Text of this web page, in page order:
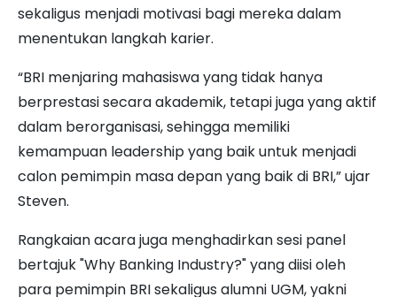
sekaligus menjadi motivasi bagi mereka dalam
menentukan langkah karier.
“BRI menjaring mahasiswa yang tidak hanya
berprestasi secara akademik, tetapi juga yang aktif
dalam berorganisasi, sehingga memiliki
kemampuan leadership yang baik untuk menjadi
calon pemimpin masa depan yang baik di BRI,” ujar
Steven.
Rangkaian acara juga menghadirkan sesi panel
bertajuk "Why Banking Industry?" yang diisi oleh
para pemimpin BRI sekaligus alumni UGM, yakni